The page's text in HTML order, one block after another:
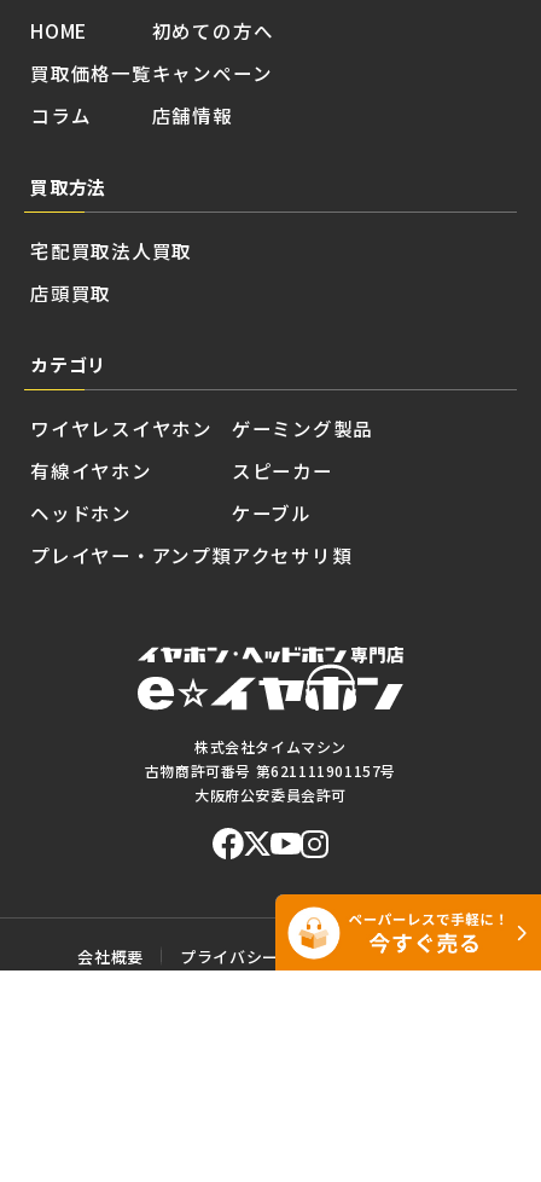
株式会社タイムマシン
古物商許可番号 第621111901157号
大阪府公安委員会許可
HOME
買取価格一覧
コラム
初めての方へ
キャンペーン
店舗情報
買取方法
宅配買取
店頭買取
法人買取
カテゴリ
ワイヤレスイヤホン
有線イヤホン
ヘッドホン
プレイヤー・アンプ類
ゲーミング製品
スピーカー
ケーブル
アクセサリ類
会社概要 プライバシーポリシー
ご利用規約